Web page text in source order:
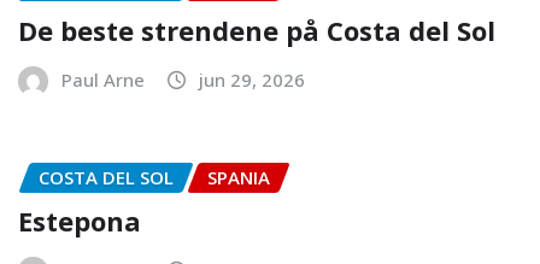
De beste strendene på Costa del Sol
Paul Arne jun 29, 2026
COSTA DEL SOL SPANIA
Estepona